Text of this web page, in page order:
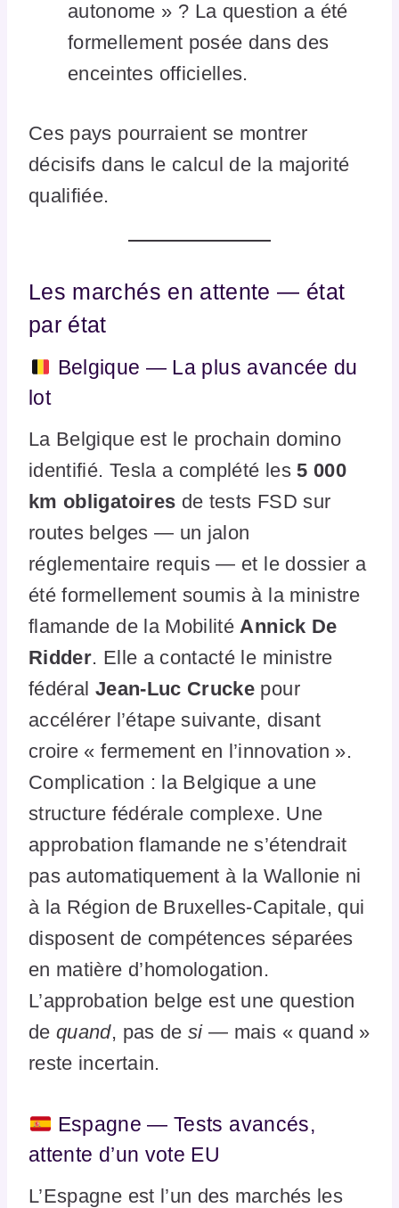
autonome » ? La question a été
formellement posée dans des
enceintes officielles.
Ces pays pourraient se montrer
décisifs dans le calcul de la majorité
qualifiée.
Les marchés en attente — état
par état
Belgique — La plus avancée du
lot
La Belgique est le prochain domino
identifié. Tesla a complété les5 000
km obligatoires de tests FSD sur
routes belges — un jalon
réglementaire requis — et le dossier a
été formellement soumis à la ministre
flamande de la Mobilité Annick De
Ridder. Elle a contacté le ministre
fédéral Jean-Luc Crucke pour
accélérer l’étape suivante, disant
croire « fermement en l’innovation ».
Complication : la Belgique a une
structure fédérale complexe. Une
approbation flamande ne s’étendrait
pas automatiquement à la Wallonie ni
à la Région de Bruxelles-Capitale, qui
disposent de compétences séparées
en matière d’homologation.
L’approbation belge est une question
dequand, pas de si— mais « quand »
reste incertain.
Espagne — Tests avancés,
attente d’un vote EU
L’Espagne est l’un des marchés les